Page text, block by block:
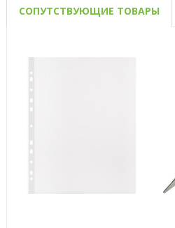
СОПУТСТВУЮЩИЕ ТОВАРЫ